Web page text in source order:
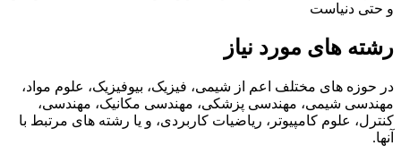
و حتی دنیاست
رشته های مورد نیاز
در حوزه های مختلف اعم از شیمی، فیزیک، بیوفیزیک، علوم مواد،
مهندسی شیمی، مهندسی پزشکی، مهندسی مکانیک، مهندسی،
کنترل، علوم کامپیوتر، ریاضیات کاربردی، و یا رشته های مرتبط با
آنها.